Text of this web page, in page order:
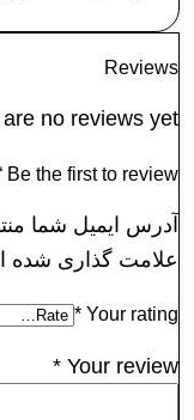
Reviews
no reviews yet.
Be the first to review “بک لايت 39S33”
آدرس ایمیل شما
علامت گذاری شده
Your rating
*
Your review
*